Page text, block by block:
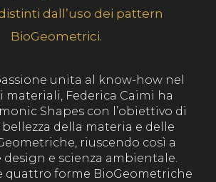
dall’uso dei pattern
BioGeometrici.
unita al know-how nel
materiali, Federica Caimi ha
Shapes con l’obiettivo di
della materia e delle
riuscendo così a
e scienza ambientale.
quattro forme BioGeometriche